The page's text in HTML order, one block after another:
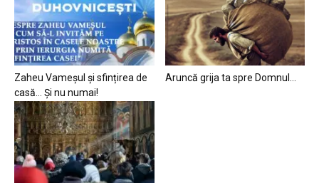
Zaheu Vameșul și sfințirea de
casă… Și nu numai!
Aruncă grija ta spre Domnul…